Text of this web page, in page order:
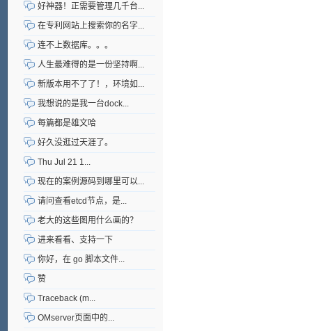
好神器！正需要管理几千台...
在专利网站上搜索你的名字...
连不上数据库。。。
人生最难得的是一份坚持啊...
新版本用不了了！，环境如...
我想说的是我一台dock...
每篇都是雄文哈
好久没逛过天涯了。
Thu Jul 21 1...
现在的案例源码到哪里可以...
请问查看etcd节点，是...
老大的这些图用什么画的？
进来看看、支持一下
你好，在 go 脚本文件...
赞
Traceback (m...
OMserver页面中的...